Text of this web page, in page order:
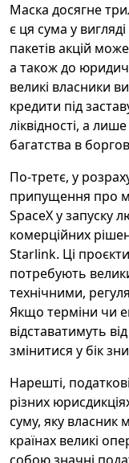
Маска досягне
є ця сума у
пакетів акцій
а також до
великі власники
кредити під
ліквідності, а
багатства в
По-третє, у
припущення про
SpaceX у запуску
комерційних
Starlink. Ці
потребують
технічними,
Якщо терміни чи
відставатимуть
змінитися у бік
Нарешті,
різних
суму, яку власник
країнах великі